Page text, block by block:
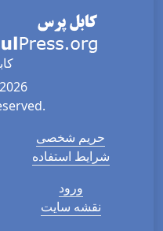
حریم شخصی
شرایط استفاده
ورود
نقشه سایت